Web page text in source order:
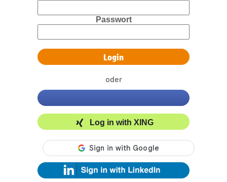
Passwort
oder
Log in with XING